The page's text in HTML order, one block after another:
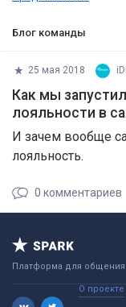
Блог команды
25 мая 2018
Как мы
лояльности в
И зачем вообще
лояльность.
0 комментариев
Платформа для
О проекте